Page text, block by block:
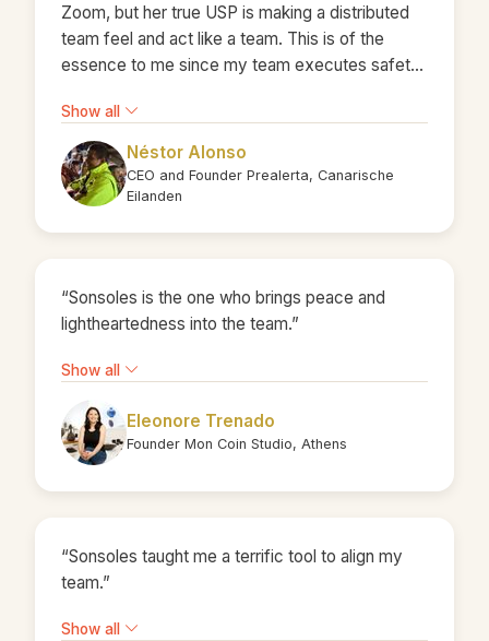
Zoom, but her true USP is making a distributed
team feel and act like a team. This is of the
essence to me since my team executes safety
large crowds.”
Show all
Néstor Alonso
CEO and Founder Prealerta, Canarische
Eilanden
“Sonsoles is the one who brings peace and
lightheartedness into the team.”
Show all
Eleonore Trenado
Founder Mon Coin Studio, Athens
“Sonsoles taught me a terrific tool to align my
team.”
Show all